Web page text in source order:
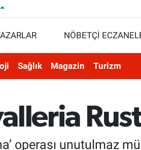
NÖBETÇİ
Sağlık Magazin Turizm
operası unutulmaz